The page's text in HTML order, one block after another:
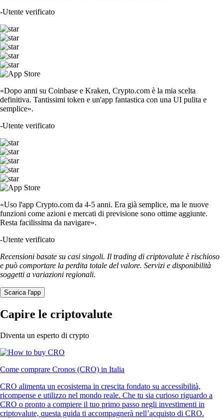
-Utente verificato
«Dopo anni su Coinbase e Kraken, Crypto.com è la mia scelta
definitiva. Tantissimi token e un'app fantastica con una UI pulita e
semplice».
-Utente verificato
«Uso l'app Crypto.com da 4-5 anni. Era già semplice, ma le nuove
funzioni come azioni e mercati di previsione sono ottime aggiunte.
Resta facilissima da navigare».
-Utente verificato
Recensioni basate su casi singoli. Il trading di criptovalute è rischioso
e può comportare la perdita totale del valore. Servizi e disponibilità
soggetti a variazioni regionali.
Scarica l'app
Capire le criptovalute
Diventa un esperto di crypto
Come comprare Cronos (CRO) in Italia
CRO alimenta un ecosistema in crescita fondato su accessibilità,
ricompense e utilizzo nel mondo reale. Che tu sia curioso riguardo a
CRO o pronto a compiere il tuo primo passo negli investimenti in
criptovalute, questa guida ti accompagnerà nell’acquisto di CRO.